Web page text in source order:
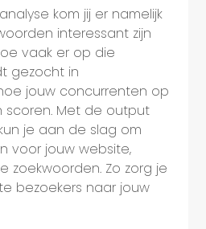
kom jij er namelijk
interessant zijn
vaak er op die
gezocht in
jouw concurrenten op
scoren. Met de output
je aan de slag om
voor jouw website,
zoekwoorden. Zo zorg je
bezoekers naar jouw